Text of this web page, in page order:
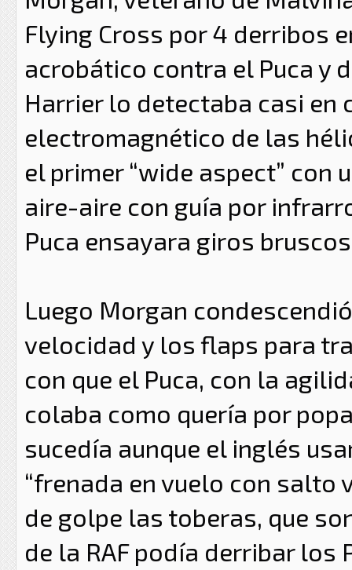
Flying Cross por 4 derribos
acrobático contra el Puca y
Harrier lo detectaba casi en
electromagnético de las
el primer “wide aspect” con
aire-aire con guía por
Puca ensayara giros
Luego Morgan
velocidad y los flaps para
con que el Puca, con la
colaba como quería por
sucedía aunque el inglés
“frenada en vuelo con salto
de golpe las toberas, que
de la RAF podía derribar los